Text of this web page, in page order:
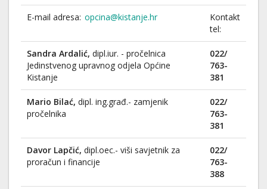
E-mail adresa: opcina@kistanje.hr
Kontakt
tel:
Sandra Ardalić, dipl.iur. - pročelnica
Jedinstvenog upravnog odjela Općine
Kistanje
022/
763-
381
Mario Bilać, dipl. ing.građ.- zamjenik
pročelnika
022/
763-
381
Davor Lapčić, dipl.oec.- viši savjetnik za
proračun i financije
022/
763-
388